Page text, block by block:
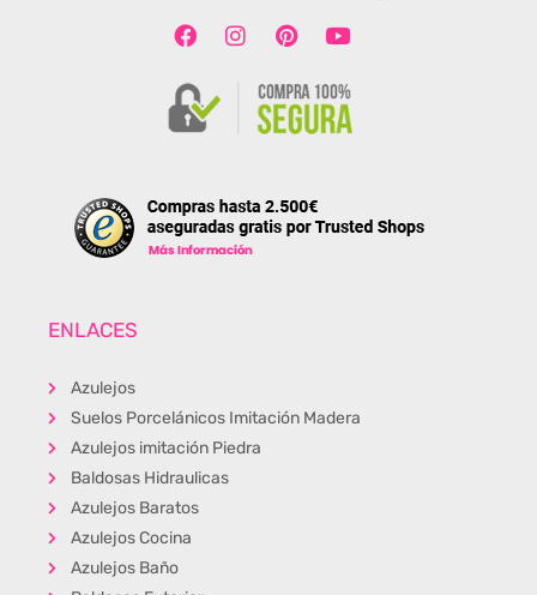
ENLACES
Azulejos
Suelos Porcelánicos Imitación Madera
Azulejos imitación Piedra
Baldosas Hidraulicas
Azulejos Baratos
Azulejos Cocina
Azulejos Baño